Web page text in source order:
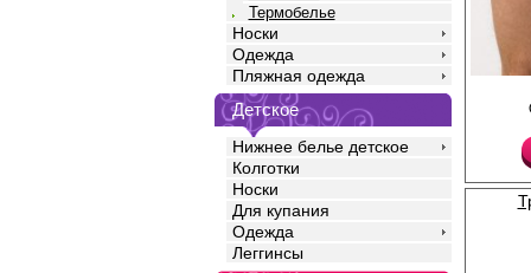
Термобелье
Носки
Одежда
Пляжная одежда
Детское
Нижнее белье детское
Колготки
Носки
Для купания
Одежда
Леггинсы
Трусы шорты мужские
полотна кулирная
с добавлением
средней линией
силуэта,
повторяющим
удобной открытой
полностью
опускается на бедра,
движения и